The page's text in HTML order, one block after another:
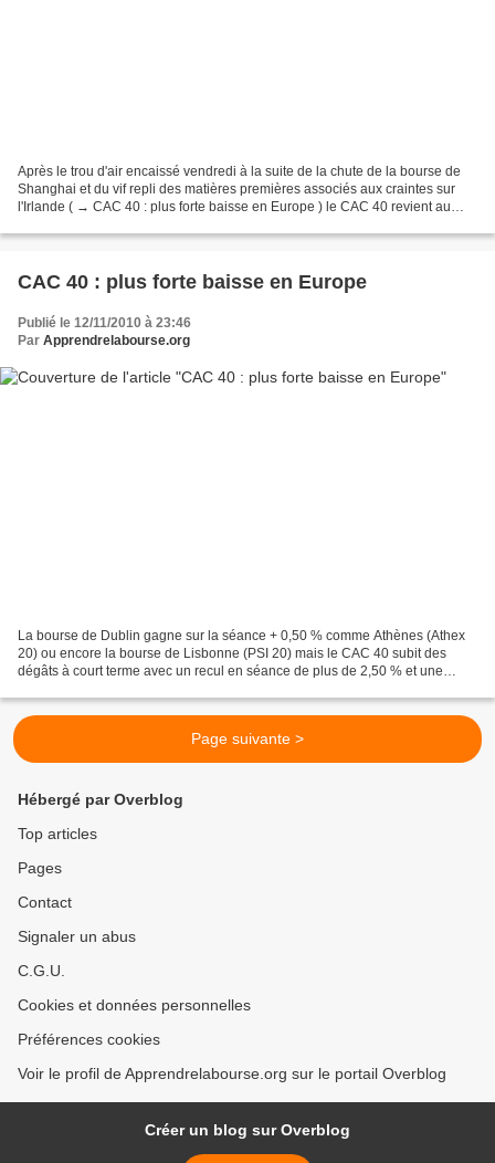
Après le trou d'air encaissé vendredi à la suite de la chute de la bourse de
Shanghai et du vif repli des matières premières associés aux craintes sur
l'Irlande ( → CAC 40 : plus forte baisse en Europe ) le CAC 40 revient au
CAC 40 : plus forte baisse en Europe
Publié le 12/11/2010 à 23:46
Par Apprendrelabourse.org
La bourse de Dublin gagne sur la séance + 0,50 % comme Athènes (Athex
20) ou encore la bourse de Lisbonne (PSI 20) mais le CAC 40 subit des
dégâts à court terme avec un recul en séance de plus de 2,50 % et une
Page suivante >
Hébergé par Overblog
Top articles
Pages
Contact
Signaler un abus
C.G.U.
Cookies et données personnelles
Préférences cookies
Voir le profil de Apprendrelabourse.org sur le portail Overblog
Créer un blog sur Overblog